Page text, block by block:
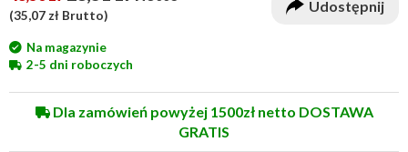
(35,07 zł Brutto)
Udostępnij
Na magazynie
2-5 dni roboczych
Dla zamówień powyżej 1500zł netto DOSTAWA
GRATIS